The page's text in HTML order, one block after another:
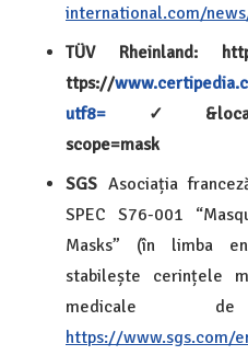
international.com/
TÜV Rheinland:
ttps://
utf8= ✓
scope=mask
SGS Asociația
SPEC S76-001
Masks” (în limba
stabilește cerințele
medicale
https://www.sgs.com/